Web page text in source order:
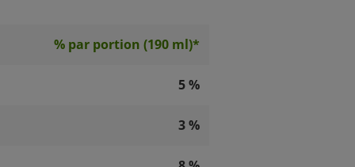
% par portion (190 ml)*
5 %
3 %